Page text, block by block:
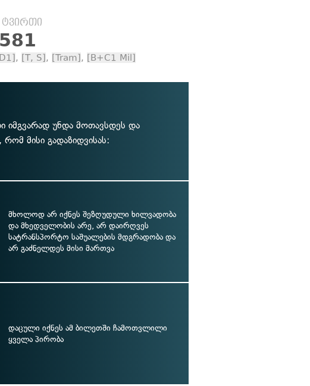
ტვირთი
, [T, S], [Tram], [B+C1 Mil]
იმგვარად უნდა მოთავსდეს და
მისი გადაზიდვისას:
მხოლოდ არ იქნეს შეზღუდული ხილვადობა
და მხედველობის არე, არ დაირღვეს
სატრანსპორტო საშუალების მდგრადობა და
არ გაძნელდეს მისი მართვა
დაცული იქნეს ამ ბილეთში ჩამოთვლილი
ყველა პირობა